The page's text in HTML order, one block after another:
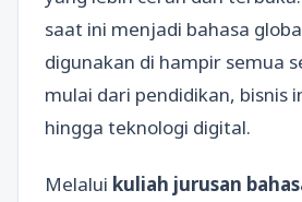
saat ini menjadi bahasa
digunakan di hampir semua
mulai dari pendidikan, bisnis
hingga teknologi digital.
Melalui kuliah jurusan